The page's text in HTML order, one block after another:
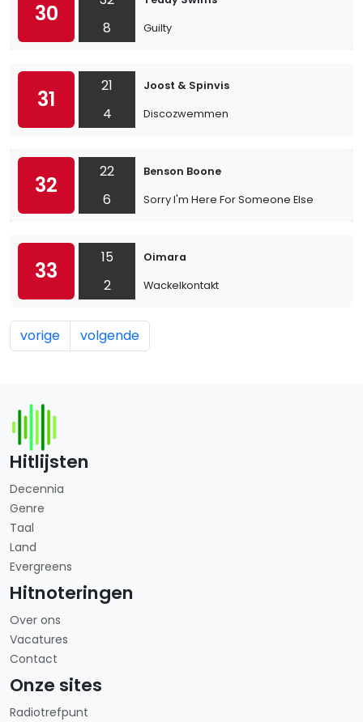
30
8
Guilty
31
21
4
Joost & Spinvis
Discozwemmen
32
22
6
Benson Boone
Sorry I'm Here For Someone Else
33
15
2
Oimara
Wackelkontakt
vorige volgende
Hitlijsten
Decennia
Genre
Taal
Land
Evergreens
Hitnoteringen
Over ons
Vacatures
Contact
Onze sites
Radiotrefpunt